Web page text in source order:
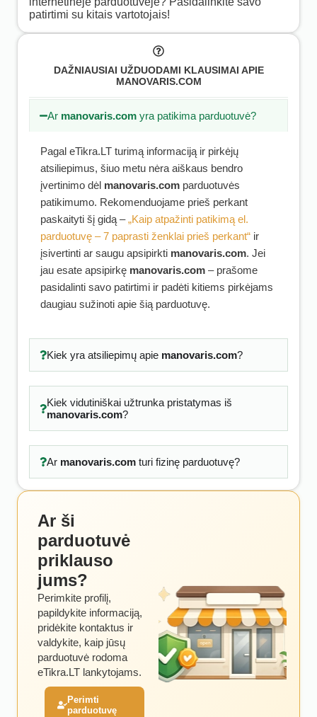
patirtimi su kitais vartotojais!
DAŽNIAUSIAI UŽDUODAMI KLAUSIMAI APIE
MANOVARIS.COM
Ar manovaris.com yra patikima parduotuvė?
Pagal eTikra.LT turimą informaciją ir pirkėjų
atsiliepimus, šiuo metu nėra aiškaus bendro
įvertinimo dėl manovaris.com parduotuvės
patikimumo. Rekomenduojame prieš perkant
paskaityti šį gidą –„Kaip atpažinti patikimą el.
parduotuvę – 7 paprasti ženklai prieš perkant“ ir
įsivertinti ar saugu apsipirkti manovaris.com. Jei
jau esate apsipirkę manovaris.com – prašome
pasidalinti savo patirtimi ir padėti kitiems pirkėjams
daugiau sužinoti apie šią parduotuvę.
Kiek yra atsiliepimų apie manovaris.com?
Kiek vidutiniškai užtrunka pristatymas iš
manovaris.com?
Ar manovaris.comturi fizinę parduotuvę?
Ar ši
parduotuvė
priklauso
jums?
Perimkite profilį,
papildykite informaciją,
pridėkite kontaktus ir
valdykite, kaip jūsų
parduotuvė rodoma
eTikra.LT lankytojams.
Perimti
parduotuvę